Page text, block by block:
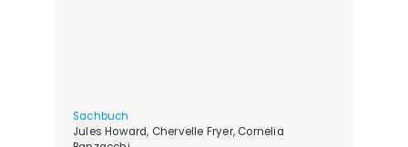
Sachbuch
Jules Howard, Chervelle Fryer, Cornelia